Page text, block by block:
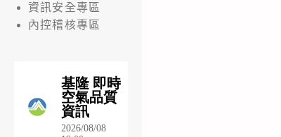
資訊安全專區
內控稽核專區